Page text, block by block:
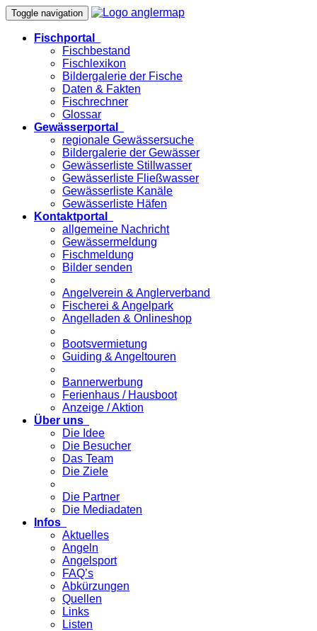
Toggle navigation
Fischportal
Fischbestand
Fischlexikon
Bildergalerie der Fische
Daten & Fakten
Fischrechner
Glossar
Gewässerportal
regionale Gewässersuche
Bildergalerie der Gewässer
Gewässerliste Stillwasser
Gewässerliste Fließwasser
Gewässerliste Kanäle
Gewässerliste Häfen
Kontaktportal
allgemeine Nachricht
Gewässermeldung
Fischmeldung
Bilder senden
Angelverein & Anglerverband
Fischerei & Angelpark
Angelladen & Onlineshop
Bootsvermietung
Guiding & Angeltouren
Bannerwerbung
Ferienhaus / Hausboot
Anzeige / Aktion
Über uns
Die Idee
Die Besucher
Das Team
Die Ziele
Die Partner
Die Mediadaten
Infos
Aktuelles
Angeln
Angelsport
FAQ’s
Abkürzungen
Quellen
Links
Listen